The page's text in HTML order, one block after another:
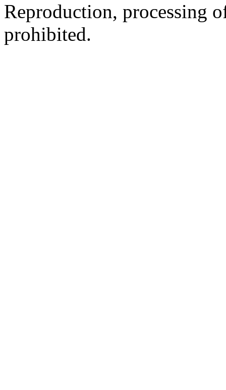
Reproduction, processing
prohibited.